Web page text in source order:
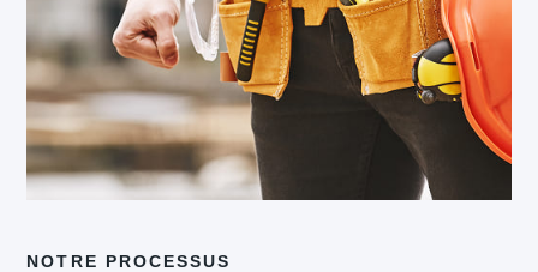
NOTRE PROCESSUS